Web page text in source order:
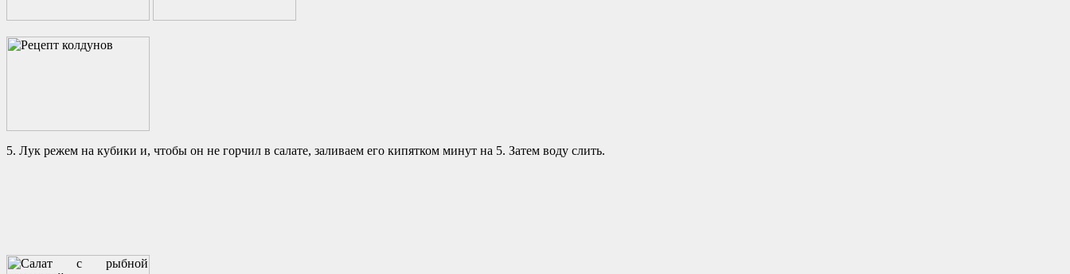
5. Лук режем на кубики и, чтобы он не горчил в салате, заливаем его кипятком минут на 5. Затем воду слить.